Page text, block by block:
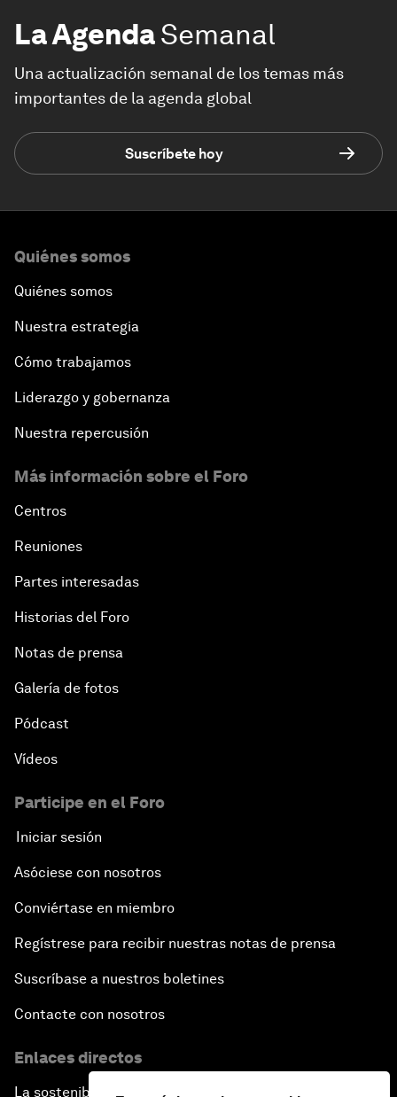
La AgendaSemanal
Una actualización semanal de los temas más
importantes de la agenda global
Suscríbete hoy
Quiénes somos
Quiénes somos
Nuestra estrategia
Cómo trabajamos
Liderazgo y gobernanza
Nuestra repercusión
Más información sobre el Foro
Centros
Reuniones
Partes interesadas
Historias del Foro
Notas de prensa
Galería de fotos
Pódcast
Vídeos
Participe en el Foro
Iniciar sesión
Asóciese con nosotros
Conviértase en miembro
Regístrese para recibir nuestras notas de prensa
Suscríbase a nuestros boletines
Contacte con nosotros
Enlaces directos
La sostenibilidad en el Foro